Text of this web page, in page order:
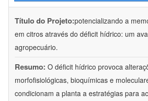
Título do Projeto:potencializando a
em citros através do déficit hídrico: um
agropecuário.
Resumo: O déficit hídrico provoca
morfofisiológicas, bioquímicas e
condicionam a planta a estratégias para